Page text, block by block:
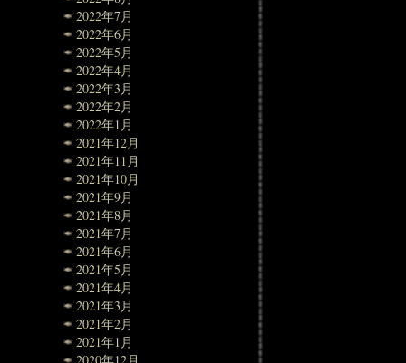
2022年7月
2022年6月
2022年5月
2022年4月
2022年3月
2022年2月
2022年1月
2021年12月
2021年11月
2021年10月
2021年9月
2021年8月
2021年7月
2021年6月
2021年5月
2021年4月
2021年3月
2021年2月
2021年1月